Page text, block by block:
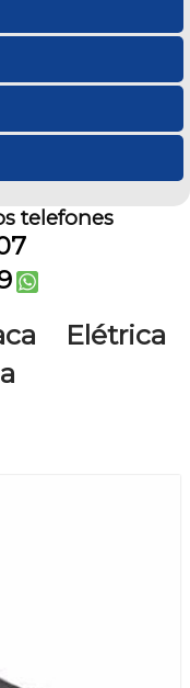
telefones
Elétrica